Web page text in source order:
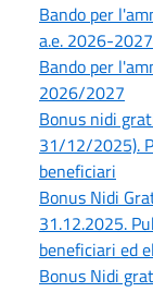
Bando per
a.e. 2026-2027
Bando per
2026/2027
Bonus nidi
31/12/2025).
beneficiari
Bonus Nidi
31.12.2025.
beneficiari ed
Bonus Nidi